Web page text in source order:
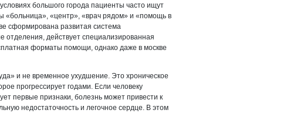
большого города пациенты часто ищут
«больница», «центр», «врач рядом» и «помощь в
сформирована развитая система
действует специализированная
форматы помощи, однако даже в москве
и не временное ухудшение. Это хроническое
прогрессирует годами. Если человеку
первые признаки, болезнь может привести к
недостаточность и легочное сердце. В этом